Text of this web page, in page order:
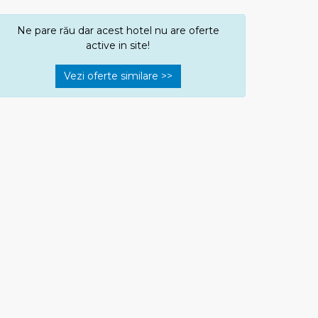
Ne pare rău dar acest hotel nu are oferte
active in site!
Vezi oferte similare >>